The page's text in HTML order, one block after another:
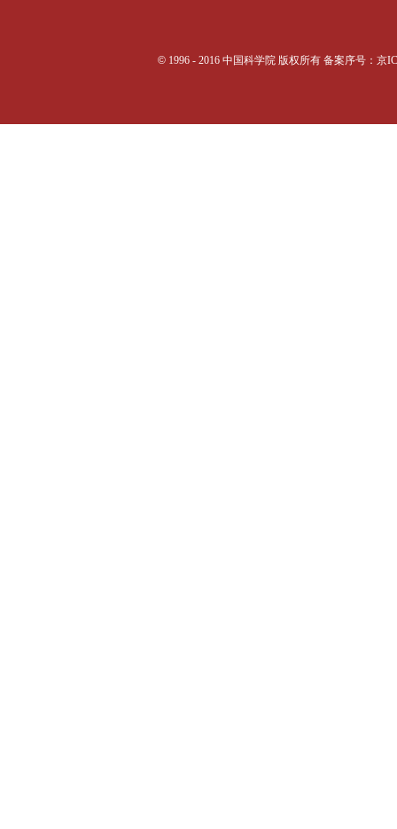
© 1996 - 2016 中国科学院 版权所有 备案序号：京